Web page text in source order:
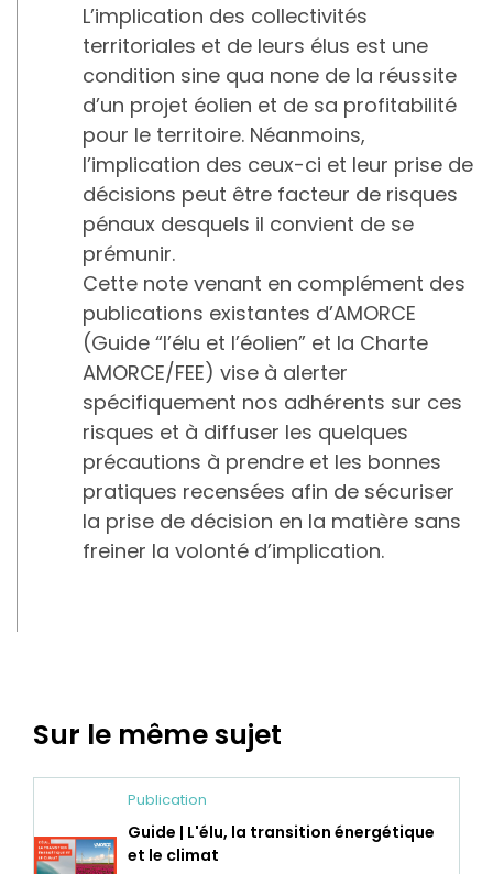
L’implication des collectivités
territoriales et de leurs élus est une
condition sine qua none de la réussite
d’un projet éolien et de sa profitabilité
pour le territoire. Néanmoins,
l’implication des ceux-ci et leur prise de
décisions peut être facteur de risques
pénaux desquels il convient de se
prémunir.
Cette note venant en complément des
publications existantes d’AMORCE
(Guide “l’élu et l’éolien” et la Charte
AMORCE/FEE) vise à alerter
spécifiquement nos adhérents sur ces
risques et à diffuser les quelques
précautions à prendre et les bonnes
pratiques recensées afin de sécuriser
la prise de décision en la matière sans
freiner la volonté d’implication.
Sur le même sujet
Publication
Guide | L'élu, la transition énergétique
et le climat